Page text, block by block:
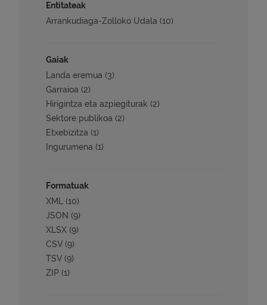
Entitateak
Arrankudiaga-Zolloko Udala (10)
Gaiak
Landa eremua (3)
Garraioa (2)
Hirigintza eta azpiegiturak (2)
Sektore publikoa (2)
Etxebizitza (1)
Ingurumena (1)
Formatuak
XML (10)
JSON (9)
XLSX (9)
CSV (9)
TSV (9)
ZIP (1)